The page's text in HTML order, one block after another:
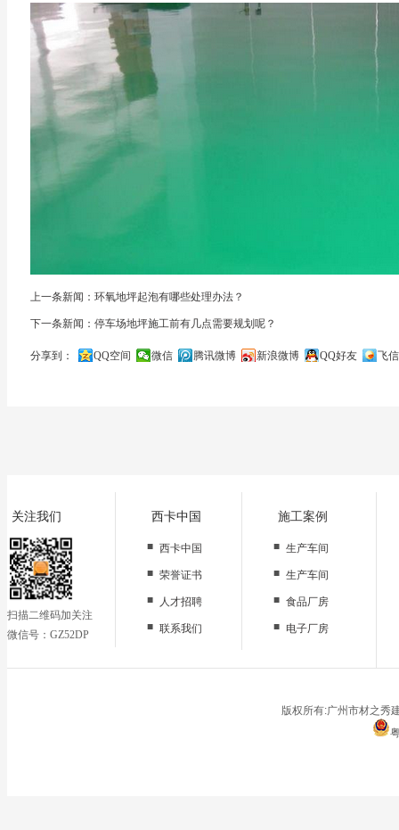
上一条新闻：环氧地坪起泡有哪些处理办法？
下一条新闻：停车场地坪施工前有几点需要规划呢？
分享到： QQ空间 微信 腾讯微博 新浪微博 QQ好友
飞信
关注我们
扫描二维码加关注
微信号：GZ52DP
西卡中国
■ 西卡中国
■ 荣誉证书
■
人才招聘
■ 联系我们
施工案例
■ 生产车间
■ 生产车间
■ 食品厂房
■ 电子厂房
停车场
版权所有:广州市材之